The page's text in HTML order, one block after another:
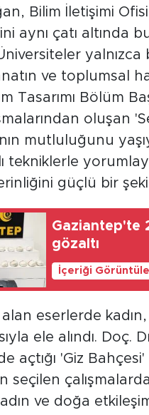
Bilim İletişimi
aynı çatı
ve toplumsal
Tasarımı Bölüm
oluşan
mutluluğunu
tekniklerle
güçlü bir
Gaziantep'te
gözaltı
İçeriği Görüntüle
eserlerde
ele alındı.
açtığı 'Giz Bahçesi'
seçilen
ve doğa